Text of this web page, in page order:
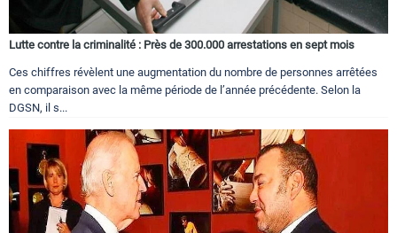
Lutte contre la criminalité : Près de 300.000 arrestations en sept mois
Ces chiffres révèlent une augmentation du nombre de personnes arrêtées
en comparaison avec la même période de l’année précédente. Selon la
DGSN, il s...